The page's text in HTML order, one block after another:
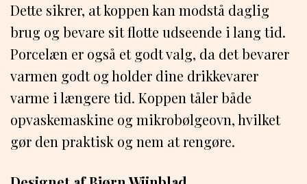
Dette sikrer, at koppen kan modstå daglig
brug og bevare sit flotte udseende i lang tid.
Porcelæn er også et godt valg, da det bevarer
varmen godt og holder dine drikkevarer
varme i længere tid. Koppen tåler både
opvaskemaskine og mikrobølgeovn, hvilket
gør den praktisk og nem at rengøre.